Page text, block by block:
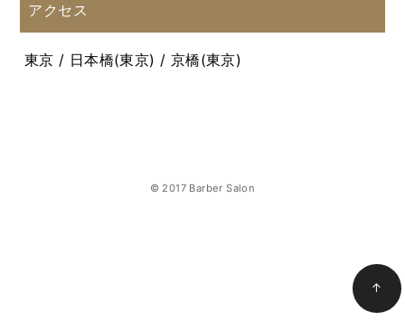
アクセス
東京 / 日本橋(東京) / 京橋(東京)
© 2017 Barber Salon
↑